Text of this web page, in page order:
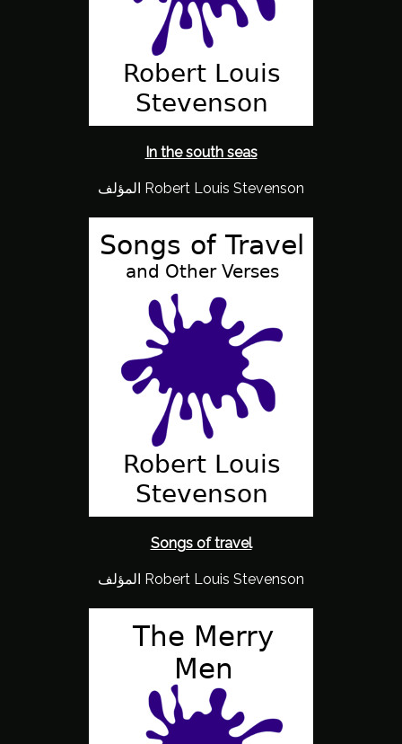
In the south seas
المؤلف Robert Louis Stevenson
Songs of travel
المؤلف Robert Louis Stevenson